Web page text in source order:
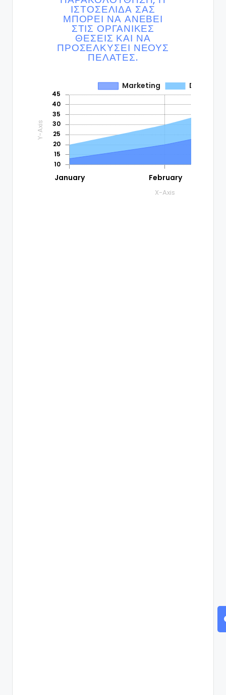
ΙΣΤΟΣΕΛΊΔΑ ΣΑΣ
ΜΠΟΡΕΊ ΝΑ ΑΝΕΒΕΊ
ΣΤΙΣ ΟΡΓΑΝΙΚΈΣ
ΘΈΣΕΙΣ ΚΑΙ ΝΑ
ΠΡΟΣΕΛΚΎΣΕΙ ΝΈΟΥΣ
ΠΕΛΆΤΕΣ.